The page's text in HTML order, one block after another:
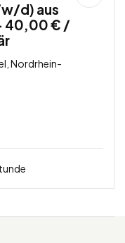
d) aus
40,00 € /
Nordrhein-